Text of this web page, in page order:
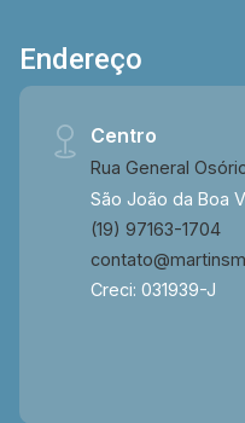
Endereço
Centro
Rua General
São João da Boa
(19) 97163-1704
Creci: 031939-J